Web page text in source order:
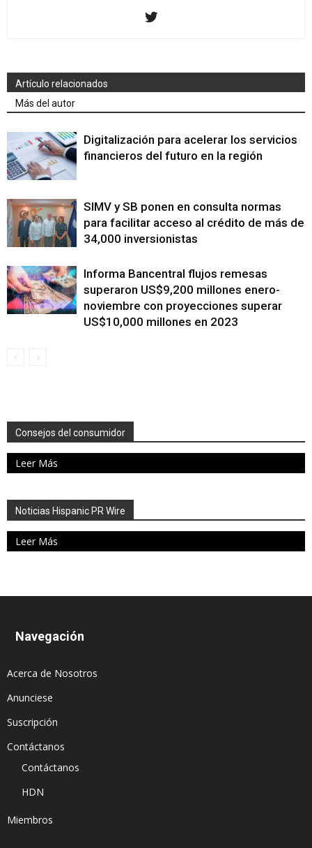
Artículo relacionados
Más del autor
Digitalización para acelerar los servicios
financieros del futuro en la región
SIMV y SB ponen en consulta normas
para facilitar acceso al crédito de más de
34,000 inversionistas
Informa Bancentral flujos remesas
superaron US$9,200 millones enero-
noviembre con proyecciones superar
US$10,000 millones en 2023
Consejos del consumidor
Leer Más
Noticias Hispanic PR Wire
Leer Más
Navegación
Acerca de Nosotros
Anunciese
Suscripción
Contáctanos
Contáctanos
HDN
Miembros